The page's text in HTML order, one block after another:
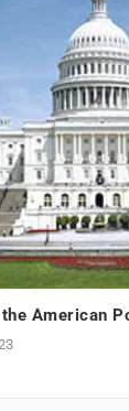
American